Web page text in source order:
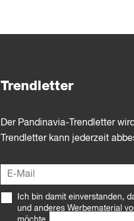
Trendletter
Der Pandinavia-Trendletter
Trendletter kann jederzeit
Ich bin damit einverstanden,
und anderes Werbematerial